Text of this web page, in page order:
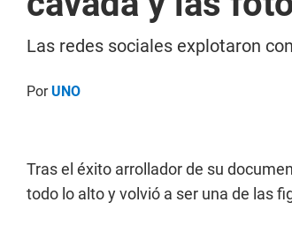
Las redes sociales explotaron
PorUNO
Tras el éxito arrollador de su
todo lo alto y volvió a ser una de las